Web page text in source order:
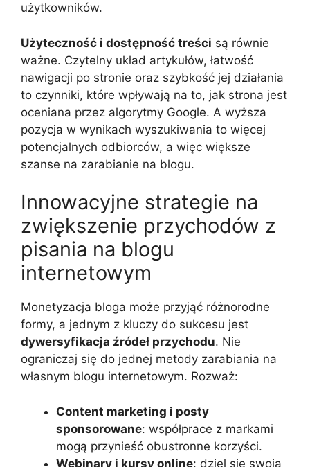
użytkowników.
Użyteczność i dostępność treści są równie
ważne. Czytelny układ artykułów, łatwość
nawigacji po stronie oraz szybkość jej działania
to czynniki, które wpływają na to, jak strona jest
oceniana przez algorytmy Google. A wyższa
pozycja w wynikach wyszukiwania to więcej
potencjalnych odbiorców, a więc większe
szanse na zarabianie na blogu.
Innowacyjne strategie na
zwiększenie przychodów z
pisania na blogu
internetowym
Monetyzacja bloga może przyjąć różnorodne
formy, a jednym z kluczy do sukcesu jest
dywersyfikacja źródeł przychodu. Nie
ograniczaj się do jednej metody zarabiania na
własnym blogu internetowym. Rozważ:
Content marketing i posty
sponsorowane: współprace z markami
mogą przynieść obustronne korzyści.
Webinary i kursy online: dziel się swoją